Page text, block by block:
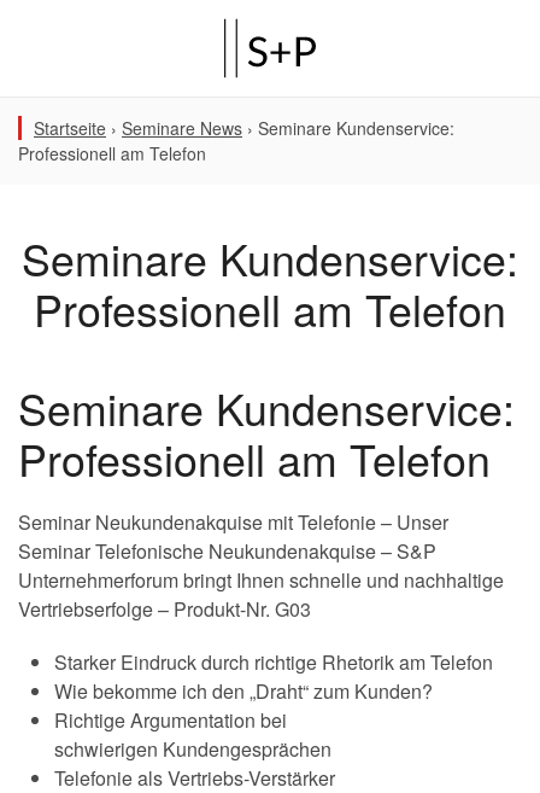
Startseite › Seminare News › Seminare Kundenservice:
Professionell am Telefon
Seminare Kundenservice:
Professionell am Telefon
Seminare Kundenservice:
Professionell am Telefon
Seminar Neukundenakquise mit Telefonie – Unser
Seminar Telefonische Neukundenakquise – S&P
Unternehmerforum bringt Ihnen schnelle und nachhaltige
Vertriebserfolge – Produkt-Nr. G03
Starker Eindruck durch richtige Rhetorik am Telefon
Wie bekomme ich den „Draht“ zum Kunden?
Richtige Argumentation bei
schwierigen Kundengesprächen
Telefonie als Vertriebs-Verstärker